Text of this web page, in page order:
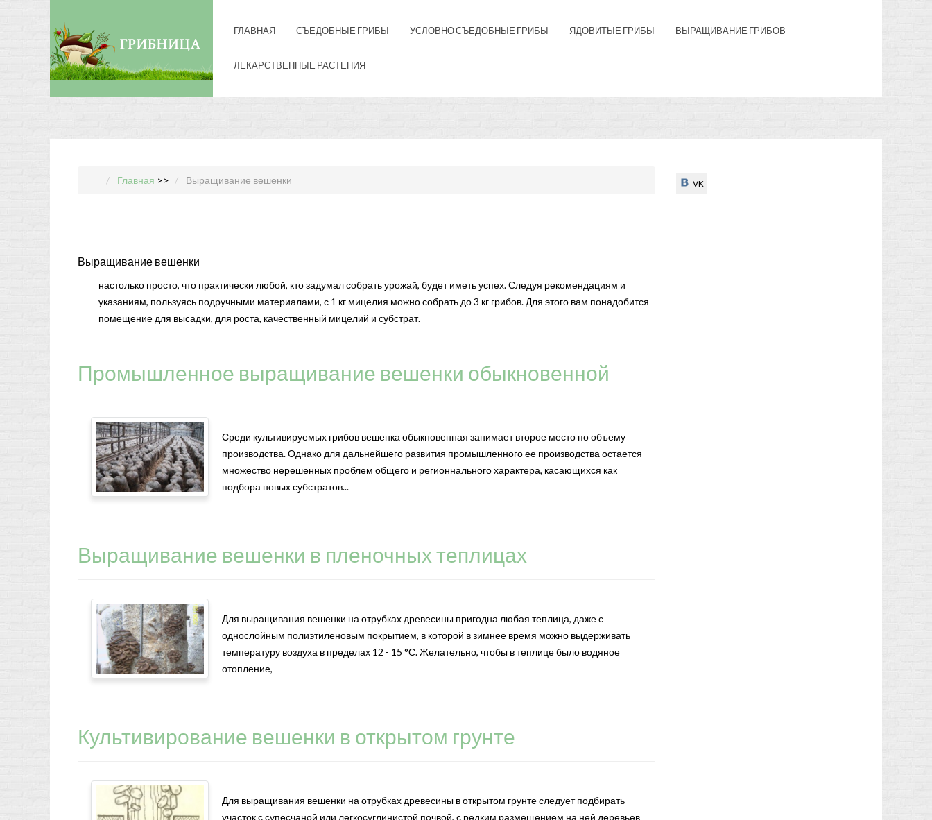
ГЛАВНАЯ СЪЕДОБНЫЕ ГРИБЫ УСЛОВНО СЪЕДОБНЫЕ ГРИБЫ ЯДОВИТЫЕ ГРИБЫ ВЫРАЩИВАНИЕ ГРИБОВ
ЛЕКАРСТВЕННЫЕ РАСТЕНИЯ
Главная >> Выращивание вешенки
Выращивание вешенки
настолько просто, что практически любой, кто задумал собрать урожай, будет иметь успех. Следуя рекомендациям и
указаниям, пользуясь подручными материалами, с 1 кг мицелия можно собрать до 3 кг грибов. Для этого вам понадобится
помещение для высадки, для роста, качественный мицелий и субстрат.
Промышленное выращивание вешенки обыкновенной
Среди культивируемых грибов вешенка обыкновенная занимает второе место по объему
производства. Однако для дальнейшего развития промышленного ее производства остается
множество нерешенных проблем общего и регионнального характера, касающихся как
подбора новых субстратов...
Выращивание вешенки в пленочных теплицах
Для выращивания вешенки на отрубках древесины пригодна любая теплица, даже с
однослойным полиэтиленовым покрытием, в которой в зимнее время можно выдерживать
температуру воздуха в пределах 12 - 15 °С. Желательно, чтобы в теплице было водяное
отопление,
Культивирование вешенки в открытом грунте
Для выращивания вешенки на отрубках древесины в открытом грунте следует подбирать
участок с супесчаной или легкосуглинистой почвой, с редким размещением на ней деревьев
VK
VK